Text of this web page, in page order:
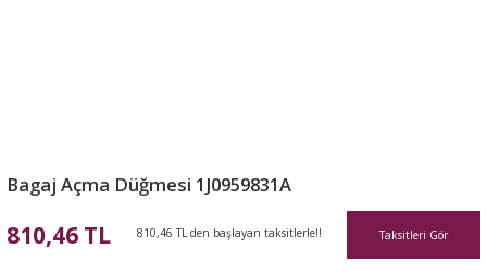
Bagaj Açma Düğmesi 1J0959831A
810,46 TL 810,46 TL den başlayan taksitlerle!! Taksitleri Gör